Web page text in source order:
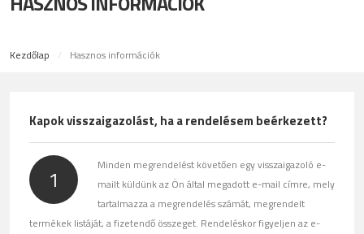
Kezdőlap Hasznos információk
Kapok visszaigazolást, ha a rendelésem beérkezett?
1
Minden megrendelést követően egy visszaigazoló e-
mailt küldünk az Ön által megadott e-mail címre, mely
tartalmazza a megrendelés számát, megrendelt
termékek listáját, a fizetendő összeget. Rendeléskor figyeljen az e-